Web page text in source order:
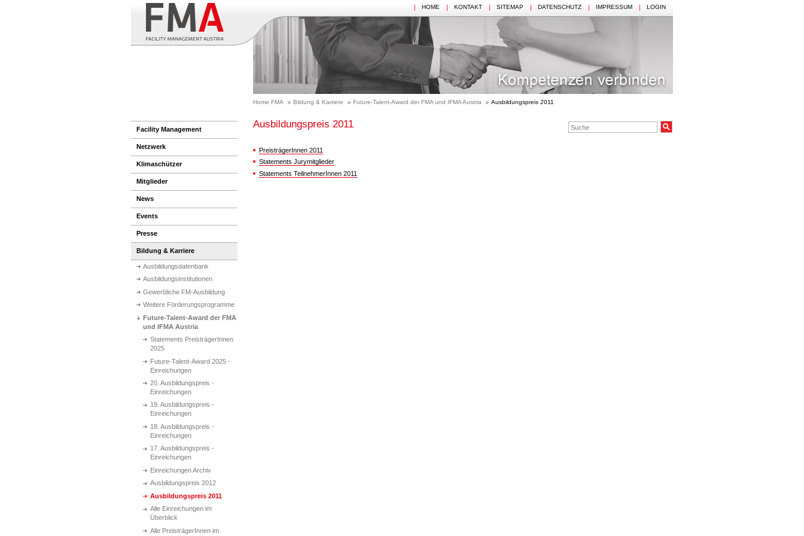
HOME KONTAKT SITEMAP DATENSCHUTZ IMPRESSUM LOGIN
Home FMA Bildung & Karriere Future-Talent-Award der FMA und IFMA Austria Ausbildungspreis 2011
Facility Management
Netzwerk
Klimaschützer
Mitglieder
News
Events
Presse
Bildung & Karriere
Ausbildungsdatenbank
Ausbildungsinstitutionen
Gewerbliche FM-Ausbildung
Weitere Förderungsprogramme
Future-Talent-Award der FMA
und IFMA Austria
Statements PreisträgerInnen
2025
Future-Talent-Award 2025 -
Einreichungen
20. Ausbildungspreis -
Einreichungen
19. Ausbildungspreis -
Einreichungen
18. Ausbildungspreis -
Einreichungen
17. Ausbildungspreis -
Einreichungen
Einreichungen Archiv
Ausbildungspreis 2012
Ausbildungspreis 2011
Alle Einreichungen im
Überblick
Alle PreisträgerInnen im
Ausbildungspreis 2011
PreisträgerInnen 2011
Statements Jurymitglieder
Statements TeilnehmerInnen 2011